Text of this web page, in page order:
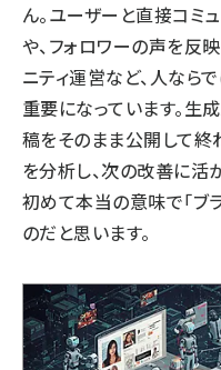
ん。ユーザーと直接コミ
や、フォロワーの声を反
ニティ運営など、人なら
重要になっています。生
稿をそのまま公開して終
を分析し、次の改善に活
初めて本当の意味で「ブ
のだと思います。